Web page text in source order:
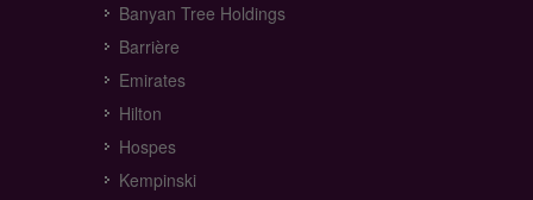
Banyan Tree Holdings
Barrière
Emirates
Hilton
Hospes
Kempinski